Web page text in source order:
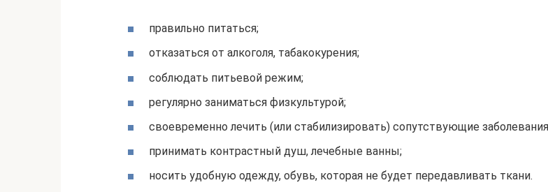
правильно питаться;
отказаться от алкоголя, табакокурения;
соблюдать питьевой режим;
регулярно заниматься физкультурой;
своевременно лечить (или стабилизировать) сопутствующие
принимать контрастный душ, лечебные ванны;
носить удобную одежду, обувь, которая не будет передавливать ткани.